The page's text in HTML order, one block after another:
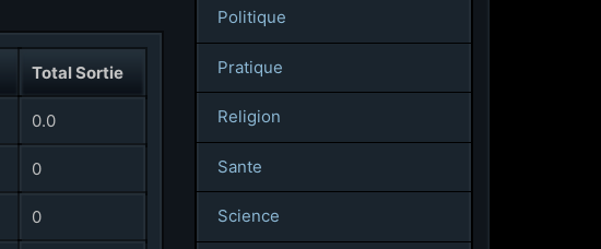
Total Sortie
0.0
0
0
Politique
Pratique
Religion
Sante
Science